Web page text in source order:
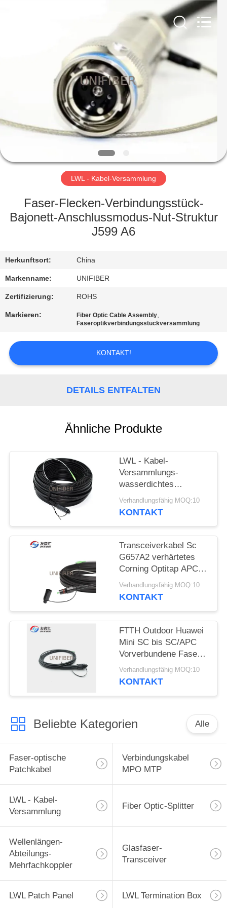
PRODUKTE
ÜBER
UNS
FABRIK-
AUSFLUG
QUALITÄTSKONTROLLE
SIE
MIT
UNS
IN
VERBINDUNG
NACHRICHTEN
FORDERN
SITEMAP
PRIVACY
POLICY
LWL - Kabel-Versammlung
Faser-Flecken-Verbindungsstück-
Bajonett-Anschlussmodus-Nut-Struktur
J599 A6
Herkunftsort: China
Markenname: UNIFIBER
Zertifizierung: ROHS
Markieren: Fiber Optic Cable Assembly,
Faseroptikverbindungsstückversammlung
KONTAKT!
DETAILS ENTFALTEN
Ähnliche Produkte
LWL - Kabel-
Versammlungs-
wasserdichtes
Transceiverkabel
G657A2 FTTH im
Verhandlungsfähig MOQ:10
KONTAKT
Transceiverkabel Sc
G657A2 verhärtetes
Corning Optitap APC
50/100/150FT
Verhandlungsfähig MOQ:10
KONTAKT
FTTH Outdoor Huawei
Mini SC bis SC/APC
Vorverbundene Faser
Drop Kabel 5,0 mm
LSZH
Verhandlungsfähig MOQ:10
KONTAKT
Beliebte Kategorien Alle
Faser-optische
Patchkabel
Verbindungskabel
MPO MTP
LWL - Kabel-
Versammlung
Fiber Optic-Splitter
Wellenlängen-
Abteilungs-
Mehrfachkoppler
Glasfaser-
Transceiver
LWL Patch Panel LWL Termination Box